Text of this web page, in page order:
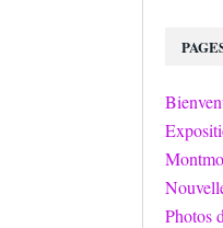
Photos